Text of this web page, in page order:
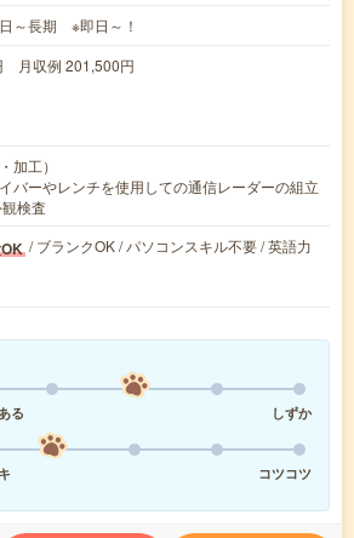
日～長期 ※即日～！
月収例 201,500円
加工）
バーやレンチを使用しての通信レーダーの組立
検査
/ ブランクOK / パソコンスキル不要 / 英語力
る
しずか
コツコツ